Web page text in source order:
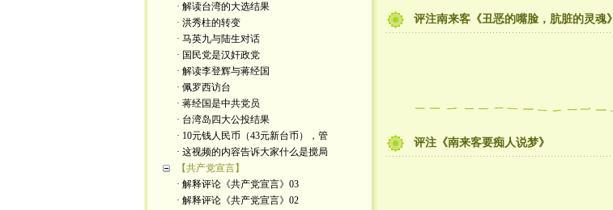
· 解读台湾的大选结果
· 洪秀柱的转变
· 马英九与陆生对话
· 国民党是汉奸政党
· 解读李登辉与蒋经国
· 佩罗西访台
· 蒋经国是中共党员
· 台湾岛四大公投结果
· 10元钱人民币（43元新台币），管
· 这视频的内容告诉大家什么是搅局
【共产党宣言】
· 解释评论《共产党宣言》03
· 解释评论《共产党宣言》02
评注南来客《丑恶的嘴脸，肮脏的灵魂》
评注《南来客要痴人说梦》